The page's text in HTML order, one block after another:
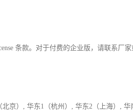
条款。对于付费的企业版，请联系厂家
京）, 华东1（杭州）, 华东2（上海）, 华